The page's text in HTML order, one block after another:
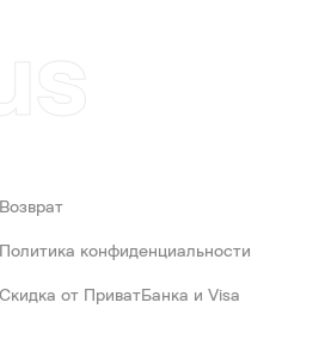
Возврат
Политика конфиденциальности
Скидка от ПриватБанка и Visa